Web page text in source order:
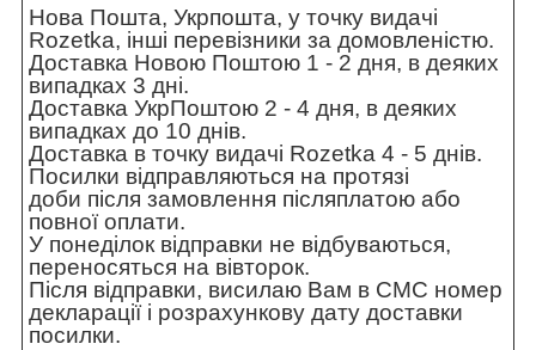
Нова Пошта, Укрпошта, у точку видачі
Rozetka, інші перевізники за домовленістю.
Доставка Новою Поштою 1 - 2 дня, в деяких
випадках 3 дні.
Доставка УкрПоштою 2 - 4 дня, в деяких
випадках до 10 днів.
Доставка в точку видачі Rozetka 4 - 5 днів.
Посилки відправляються на протязі
доби після замовлення післяплатою або
повної оплати.
У понеділок відправки не відбуваються,
переносяться на вівторок.
Після відправки, висилаю Вам в СМС номер
декларації і розрахункову дату доставки
посилки.